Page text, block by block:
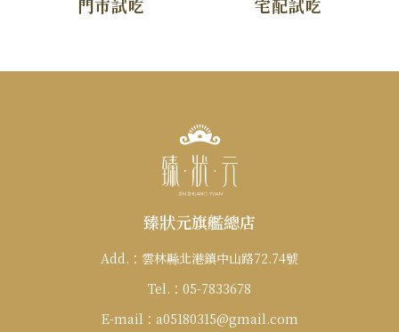
門市試吃 宅配試吃
臻狀元旗艦總店
Add.： 雲林縣北港鎮中山路72.74號
Tel.： 05-7833678
E-mail： a05180315@gmail.com